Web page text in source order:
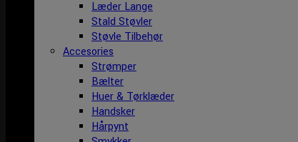
Læder Lange
Stald Støvler
Støvle Tilbehør
Accesories
Strømper
Bælter
Huer & Tørklæder
Handsker
Hårpynt